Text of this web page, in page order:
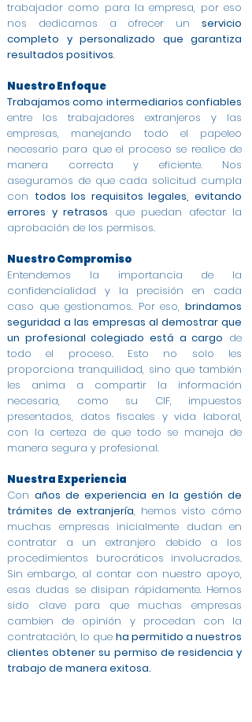
trabajador como para la empresa, por eso
nos dedicamos a ofrecer un servicio
completo y personalizado que garantiza
resultados positivos.
Nuestro Enfoque
Trabajamos como intermediarios confiables
entre los trabajadores extranjeros y las
empresas, manejando todo el papeleo
necesario para que el proceso se realice de
manera correcta y eficiente. Nos
aseguramos de que cada solicitud cumpla
con todos los requisitos legales, evitando
errores y retrasos que puedan afectar la
aprobación de los permisos.
Nuestro Compromiso
Entendemos la importancia de la
confidencialidad y la precisión en cada
caso que gestionamos. Por eso, brindamos
seguridad a las empresas al demostrar que
un profesional colegiado está a cargo de
todo el proceso. Esto no solo les
proporciona tranquilidad, sino que también
les anima a compartir la información
necesaria, como su CIF, impuestos
presentados, datos fiscales y vida laboral,
con la certeza de que todo se maneja de
manera segura y profesional.
Nuestra Experiencia
Con años de experiencia en la gestión de
trámites de extranjería, hemos visto cómo
muchas empresas inicialmente dudan en
contratar a un extranjero debido a los
procedimientos burocráticos involucrados.
Sin embargo, al contar con nuestro apoyo,
esas dudas se disipan rápidamente. Hemos
sido clave para que muchas empresas
cambien de opinión y procedan con la
contratación, lo que ha permitido a nuestros
clientes obtener su permiso de residencia y
trabajo de manera exitosa.